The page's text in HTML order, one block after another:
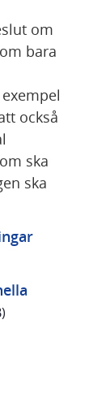
om
bara
också
ska
ska
webbplats)